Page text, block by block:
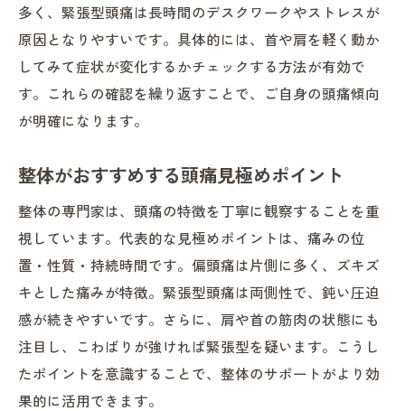
多く、緊張型頭痛は長時間のデスクワークやストレスが
原因となりやすいです。具体的には、首や肩を軽く動か
してみて症状が変化するかチェックする方法が有効で
す。これらの確認を繰り返すことで、ご自身の頭痛傾向
が明確になります。
整体がおすすめする頭痛見極めポイント
整体の専門家は、頭痛の特徴を丁寧に観察することを重
視しています。代表的な見極めポイントは、痛みの位
置・性質・持続時間です。偏頭痛は片側に多く、ズキズ
キとした痛みが特徴。緊張型頭痛は両側性で、鈍い圧迫
感が続きやすいです。さらに、肩や首の筋肉の状態にも
注目し、こわばりが強ければ緊張型を疑います。こうし
たポイントを意識することで、整体のサポートがより効
果的に活用できます。